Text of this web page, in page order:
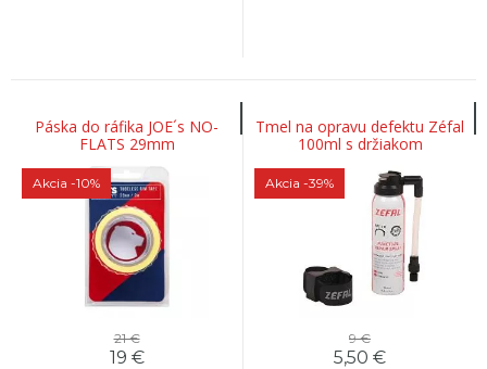
Páska do ráfika JOE´s NO-
FLATS 29mm
Akcia -10%
21 €
19 €
Tmel na opravu defektu Zéfal
100ml s držiakom
Akcia -39%
9 €
5,50 €